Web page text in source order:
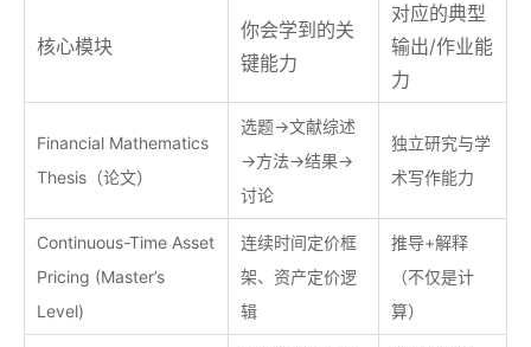
核心模块
你会学到的关
键能力
对应的典型
输出/作业能
力
Financial Mathematics
Thesis（论文）
选题→文献综述
→方法→结果→
讨论
独立研究与学
术写作能力
Continuous-Time Asset
Pricing (Master’s
Level)
连续时间定价框
架、资产定价逻
辑
推导+解释
（不仅是计
算）